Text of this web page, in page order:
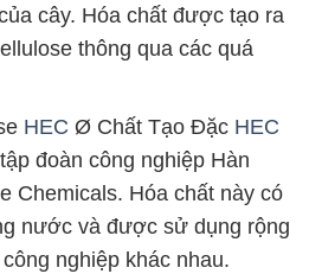
cây. Hóa chất được tạo ra
thông qua các quá
HEC Ø Chất Tạo Đặc HEC
đoàn công nghiệp Hàn
Chemicals. Hóa chất này có
nước và được sử dụng rộng
nghiệp khác nhau.